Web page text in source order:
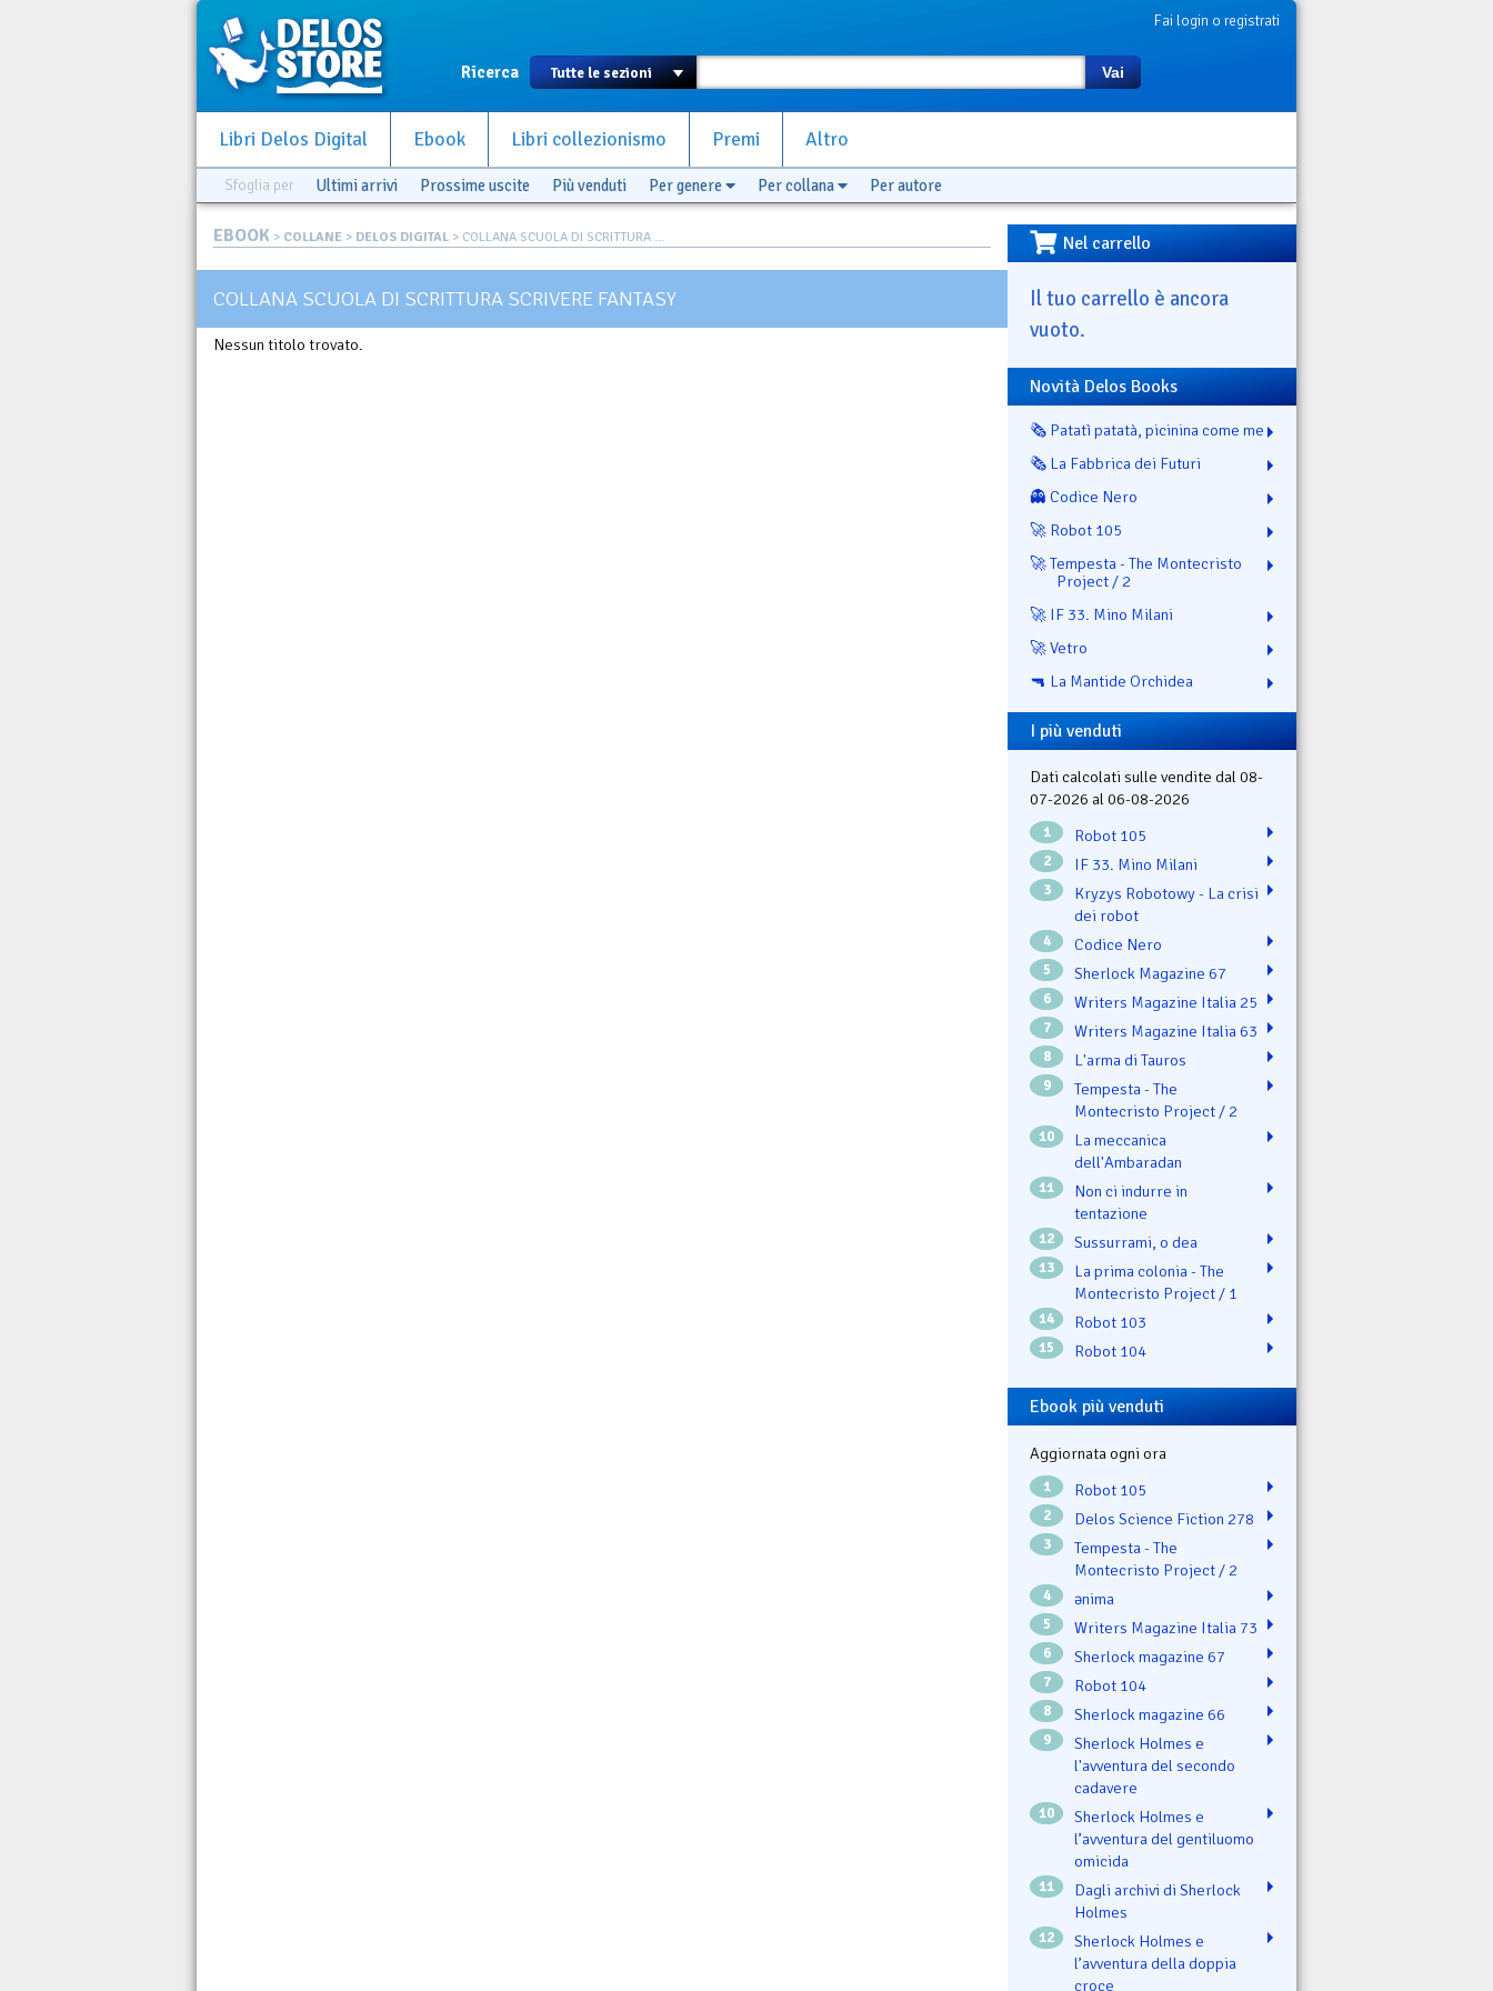
Fai login o registrati
Ricerca Vai
Libri Delos Digital Ebook Libri collezionismo Premi Altro
Sfoglia per Ultimi arrivi Prossime uscite Più venduti Per genere Per collana Per autore
EBOOK > COLLANE > DELOS DIGITAL > COLLANA SCUOLA DI SCRITTURA ...
COLLANA SCUOLA DI SCRITTURA SCRIVERE FANTASY
Nessun titolo trovato.
Nel carrello
Il tuo carrello è ancora
vuoto.
Novità Delos Books
🗞️ Patatì patatà, picinina come me
🗞️ La Fabbrica dei Futuri
👻 Codice Nero
🚀 Robot 105
🚀 Tempesta - The Montecristo
Project / 2
🚀 IF 33. Mino Milani
🚀 Vetro
🔫 La Mantide Orchidea
I più venduti
Dati calcolati sulle vendite dal 08-
07-2026 al 06-08-2026
1 Robot 105
2 IF 33. Mino Milani
3
Kryzys Robotowy - La crisi
dei robot
4 Codice Nero
5 Sherlock Magazine 67
6 Writers Magazine Italia 25
7 Writers Magazine Italia 63
8 L'arma di Tauros
9
Tempesta - The
Montecristo Project / 2
10
La meccanica
dell'Ambaradan
11
Non ci indurre in
tentazione
12 Sussurrami, o dea
13
La prima colonia - The
Montecristo Project / 1
14 Robot 103
15 Robot 104
Ebook più venduti
Aggiornata ogni ora
1 Robot 105
2 Delos Science Fiction 278
3
Tempesta - The
Montecristo Project / 2
4 ənima
5 Writers Magazine Italia 73
6 Sherlock magazine 67
7 Robot 104
8 Sherlock magazine 66
9
Sherlock Holmes e
l'avventura del secondo
cadavere
10
Sherlock Holmes e
l’avventura del gentiluomo
omicida
11
Dagli archivi di Sherlock
Holmes
12
Sherlock Holmes e
l’avventura della doppia
croce